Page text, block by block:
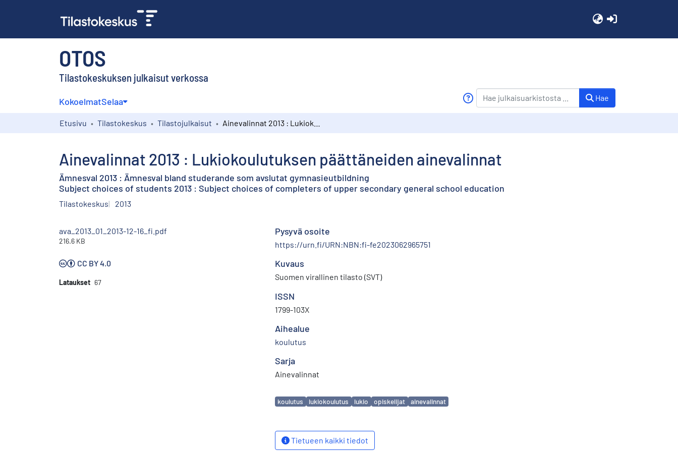
OTOS
Tilastokeskuksen julkaisut verkossa
KokoelmatSelaa Hae
Etusivu Tilastokeskus Tilastojulkaisut
Ainevalinnat 2013 : Lukiokoulutuksen päättäneiden ainevalinnat
Ämnesval 2013 : Ämnesval bland studerande som avslutat gymnasieutbildning
Subject choices of students 2013 : Subject choices of completers of upper secondary general school education
Tilastokeskus 2013
ava_2013_01_2013-12-16_fi.pdf
216.6 KB
CC BY 4.0
Lataukset 67
Pysyvä osoite
https://urn.fi/URN:NBN:fi-fe2023062965751
Kuvaus
Suomen virallinen tilasto (SVT)
ISSN
1799-103X
Aihealue
koulutus
Sarja
Ainevalinnat
Avainsanat
koulutus lukiokoulutus lukio opiskelijat ainevalinnat
Tietueen kaikki tiedot